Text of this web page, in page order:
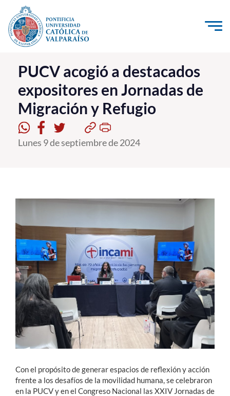
Click acá para ir directamente al contenido
La Universidad
Investigación, Creación e Innovación
PUCV Internacional
Vinculación con el Medio
Postgrado
Formación Continua
Estudiantes
Académicos
Funcionarios
Alumni
PUCV acogió a destacados
expositores en Jornadas de
Migración y Refugio
Lunes 9 de septiembre de 2024
Con el propósito de generar espacios de reflexión y acción
frente a los desafíos de la movilidad humana, se celebraron
en la PUCV y en el Congreso Nacional las XXIV Jornadas de